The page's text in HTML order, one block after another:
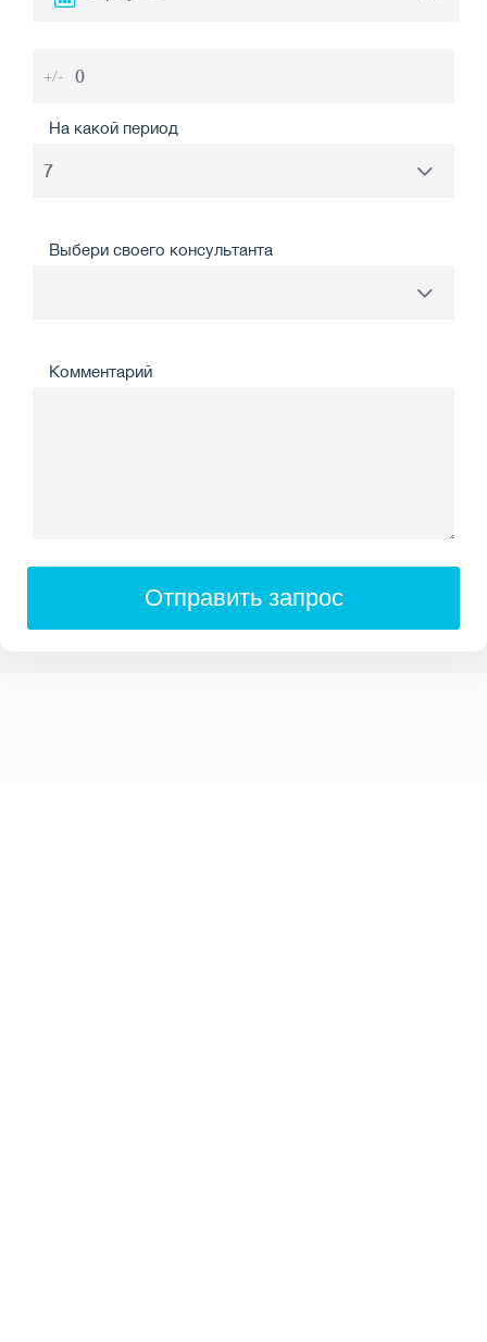
+/-
На какой период
Выбери своего консультанта
Комментарий
Отправить запрос